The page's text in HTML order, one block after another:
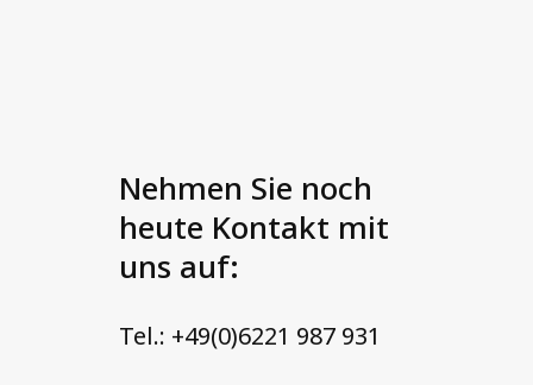
Nehmen Sie noch
heute Kontakt mit
uns auf:
Tel.: +49(0)6221 987 931